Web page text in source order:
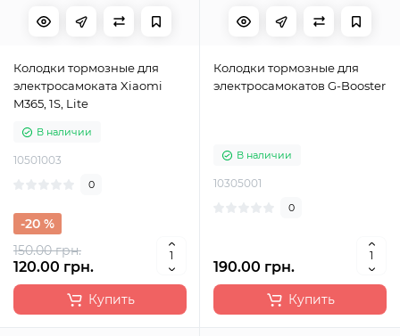
Колодки тормозные для
электросамоката Xiaomi
M365, 1S, Lite
В наличии
10501003
0
150.00 грн.
-20 %
120.00 грн.
Купить
Колодки тормозные для
электросамокатов G-Booster
В наличии
10305001
0
190.00 грн.
Купить